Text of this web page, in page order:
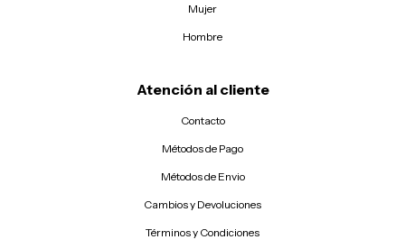
Mujer
Hombre
Atención al cliente
Contacto
Métodos de Pago
Métodos de Envio
Cambios y Devoluciones
Términos y Condiciones